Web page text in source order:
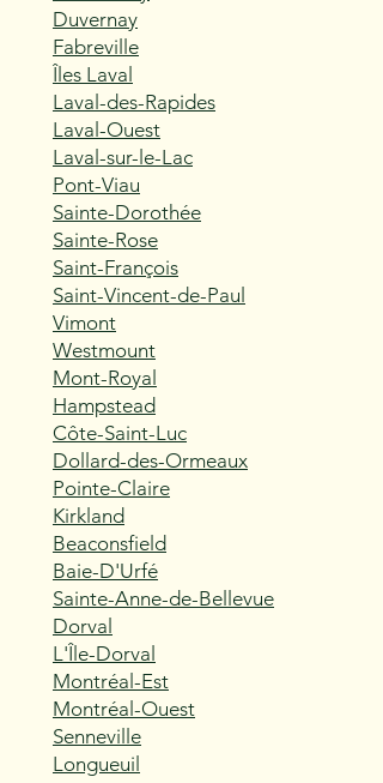
Duvernay
Fabreville
Îles Laval
Laval-des-Rapides
Laval-Ouest
Laval-sur-le-Lac
Pont-Viau
Sainte-Dorothée
Sainte-Rose
Saint-François
Saint-Vincent-de-Paul
Vimont
Westmount
Mont-Royal
Hampstead
Côte-Saint-Luc
Dollard-des-Ormeaux
Pointe-Claire
Kirkland
Beaconsfield
Baie-D'Urfé
Sainte-Anne-de-Bellevue
Dorval
L'Île-Dorval
Montréal-Est
Montréal-Ouest
Senneville
Longueuil